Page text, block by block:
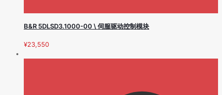
B&R 5DLSD3.1000-00 \ 伺服驱动控制模块
¥23,550